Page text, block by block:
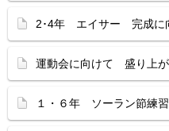
2･4年 エイサー 完成に
運動会に向けて 盛り上が
１・６年 ソーラン節練習